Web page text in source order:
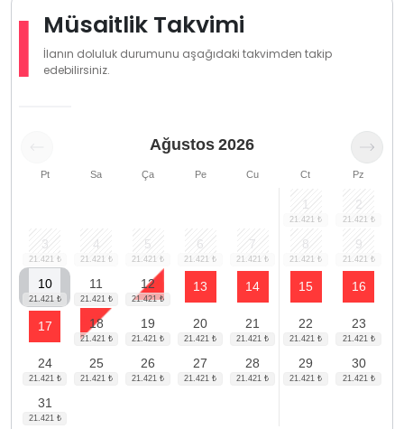
Müsaitlik Takvimi
İlanın doluluk durumunu aşağıdaki takvimden takip
edebilirsiniz.
Ağustos 2026
Pt Sa Ça Pe Cu Ct Pz
1 2
3 4 5 6 7 8 9
10 11 12 13 14 15 16
17 18 19 20 21 22 23
24 25 26 27 28 29 30
31